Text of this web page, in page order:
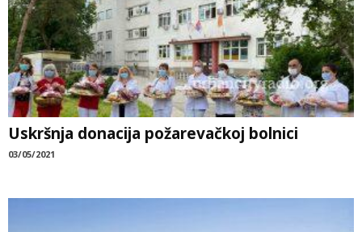
Uskršnja donacija požarevačkoj bolnici
03/05/2021